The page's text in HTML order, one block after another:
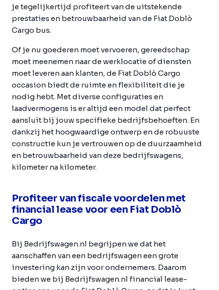
je tegelijkertijd profiteert van de uitstekende
prestaties en betrouwbaarheid van de Fiat Doblò
Cargo bus.
Of je nu goederen moet vervoeren, gereedschap
moet meenemen naar de werklocatie of diensten
moet leveren aan klanten, de Fiat Doblò Cargo
occasion biedt de ruimte en flexibiliteit die je
nodig hebt. Met diverse configuraties en
laadvermogens is er altijd een model dat perfect
aansluit bij jouw specifieke bedrijfsbehoeften. En
dankzij het hoogwaardige ontwerp en de robuuste
constructie kun je vertrouwen op de duurzaamheid
en betrouwbaarheid van deze bedrijfswagens,
kilometer na kilometer.
Profiteer van fiscale voordelen met
financial lease voor een Fiat Doblò
Cargo
Bij Bedrijfswagen.nl begrijpen we dat het
aanschaffen van een bedrijfswagen een grote
investering kan zijn voor ondernemers. Daarom
bieden we bij Bedrijfswagen.nl financial lease-